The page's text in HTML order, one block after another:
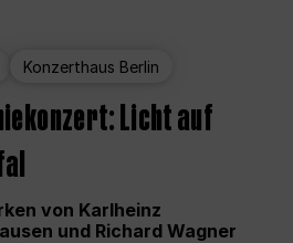
Konzerthaus Berlin
Licht auf
von Karlheinz
und Richard Wagner